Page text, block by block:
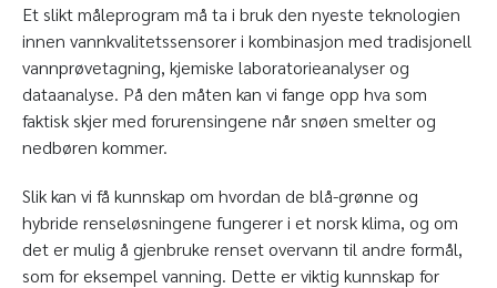
Et slikt måleprogram må ta i bruk den nyeste teknologien
innen vannkvalitetssensorer i kombinasjon med tradisjonell
vannprøvetagning, kjemiske laboratorieanalyser og
dataanalyse. På den måten kan vi fange opp hva som
faktisk skjer med forurensingene når snøen smelter og
nedbøren kommer.
Slik kan vi få kunnskap om hvordan de blå-grønne og
hybride renseløsningene fungerer i et norsk klima, og om
det er mulig å gjenbruke renset overvann til andre formål,
som for eksempel vanning. Dette er viktig kunnskap for